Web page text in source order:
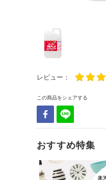
レビュー：
この商品をシェアする
おすすめ特集